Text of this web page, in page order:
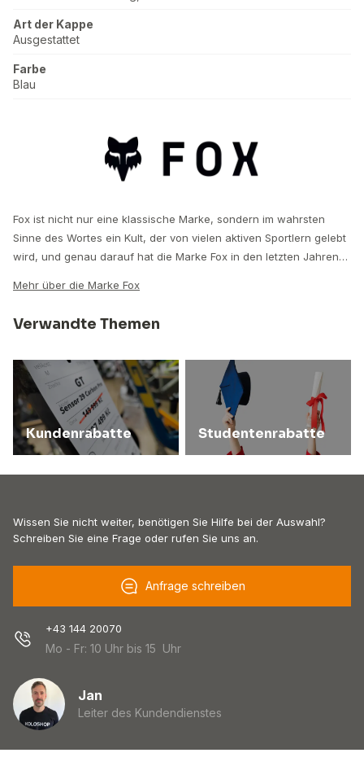
Art der Kappe
Ausgestattet
Farbe
Blau
Fox ist nicht nur eine klassische Marke, sondern im wahrsten
Sinne des Wortes ein Kult, der von vielen aktiven Sportlern gelebt
wird, und genau darauf hat die Marke Fox in den letzten Jahren…
Mehr über die Marke Fox
Verwandte Themen
Kundenrabatte Studentenrabatte
Wissen Sie nicht weiter, benötigen Sie Hilfe bei der Auswahl?
Schreiben Sie eine Frage oder rufen Sie uns an.
Anfrage schreiben
+43 144 20070
Mo - Fr: 10 Uhr bis 15 Uhr
Jan
Leiter des Kundendienstes